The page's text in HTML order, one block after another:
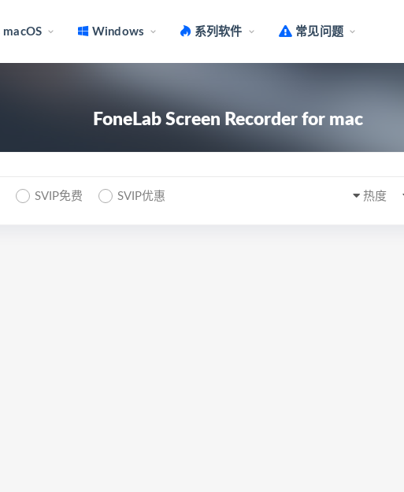
macOS Windows 系列软件 常见问题
FoneLab Screen Recorder for mac
SVIP免费 SVIP优惠 热度